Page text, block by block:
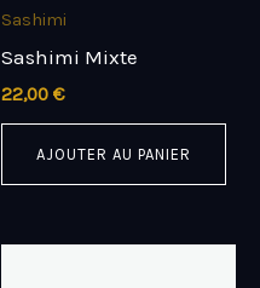
Sashimi
Sashimi Mixte
22,00 €
AJOUTER AU PANIER